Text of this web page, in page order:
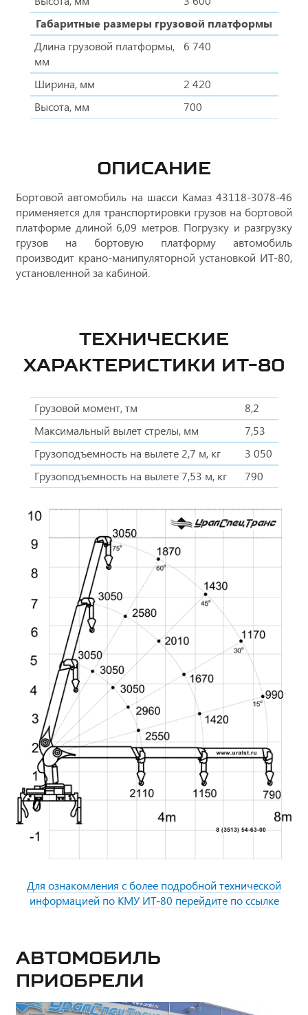
Габаритные размеры грузовой платформы
Длина грузовой платформы,
мм
6 740
Ширина, мм
2 420
Высота, мм
700
ОПИСАНИЕ
Бортовой автомобиль на шасси Камаз 43118-3078-46
применяется для транспортировки грузов на бортовой
платформе длиной 6,09 метров. Погрузку и разгрузку
грузов на бортовую платформу автомобиль
производит крано-манипуляторной установкой ИТ-80,
установленной за кабиной.
ТЕХНИЧЕСКИЕ
ХАРАКТЕРИСТИКИ ИТ-80
Грузовой момент, тм
8,2
Максимальный вылет стрелы, мм
7,53
Грузоподъемность на вылете 2,7 м, кг
3 050
Грузоподъемность на вылете 7,53 м, кг
790
Для ознакомления с более подробной технической
информацией по КМУ ИТ-80 перейдите по ссылке
Автомобиль
приобрели